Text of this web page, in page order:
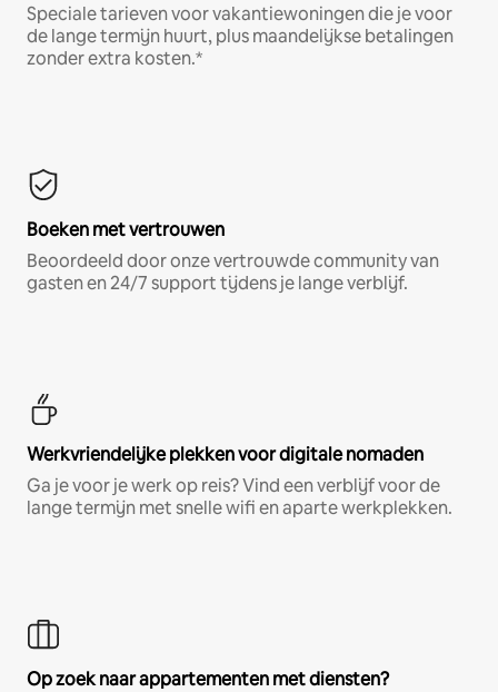
Speciale tarieven voor vakantiewoningen die je voor
de lange termijn huurt, plus maandelijkse betalingen
zonder extra kosten.*
Boeken met vertrouwen
Beoordeeld door onze vertrouwde community van
gasten en 24/7 support tijdens je lange verblijf.
Werkvriendelijke plekken voor digitale nomaden
Ga je voor je werk op reis? Vind een verblijf voor de
lange termijn met snelle wifi en aparte werkplekken.
Op zoek naar appartementen met diensten?